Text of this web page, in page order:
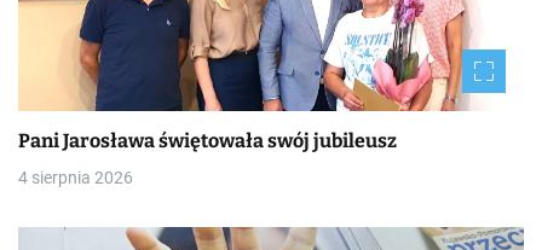
Pani Jarosława świętowała swój jubileusz
4 sierpnia 2026